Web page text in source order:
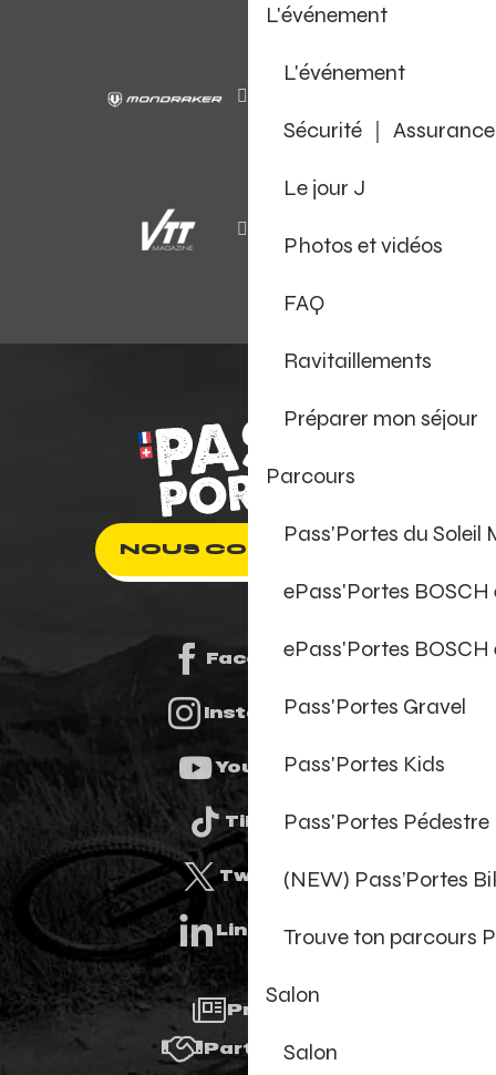
L'événement
L'événement
Sécurité ｜ Assurance
Le jour J
Photos et vidéos
FAQ
Ravitaillements
Préparer mon séjour
Parcours
Pass'Portes du Soleil
ePass'Portes
ePass'Portes
Pass'Portes Gravel
Pass'Portes Kids
Pass'Portes Pédestre
(NEW) Pass’Portes
Trouve ton parcours
Salon
Salon
NOUS CONTACTER
Facebook
Instagram
Youtube
Tiktok
Twitter
Linkedin
Presse
Partenaires